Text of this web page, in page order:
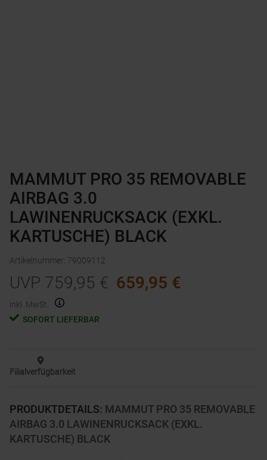
PRODUKTDETAILS: MAMMUT PRO 35 REMOVABLE
AIRBAG 3.0 LAWINENRUCKSACK (EXKL.
KARTUSCHE) BLACK
MAMMUT PRO 35 REMOVABLE
AIRBAG 3.0
LAWINENRUCKSACK (EXKL.
KARTUSCHE) BLACK
Artikelnummer: 79009112
UVP 759,95 € 659,95 €
inkl. MwSt.
SOFORT LIEFERBAR
Filialverfügbarkeit